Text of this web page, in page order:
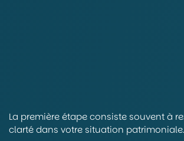
La première étape consiste souvent à
clarté dans votre situation patrimoniale.